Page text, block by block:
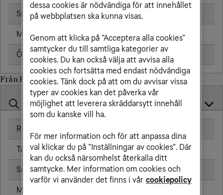
Sms 1,91 kr
Mms 2,39 kr
Öppningsavgift 0,79 kr
Från Kina till
Ringa samtal
Ta emot samtal 20,00 kr/min
Sms 4,80 kr
Mms
dessa cookies är nödvändiga för att innehållet
på webbplatsen ska kunna visas.
Genom att klicka på ”Acceptera alla cookies”
samtycker du till samtliga kategorier av
cookies. Du kan också välja att avvisa alla
cookies och fortsätta med endast nödvändiga
cookies. Tänk dock på att om du avvisar vissa
typer av cookies kan det påverka vår
möjlighet att leverera skräddarsytt innehåll
som du kanske vill ha.
För mer information och för att anpassa dina
val klickar du på ”Inställningar av cookies”. Där
kan du också närsomhelst återkalla ditt
samtycke. Mer information om cookies och
varför vi använder det finns i vår cookiepolicy